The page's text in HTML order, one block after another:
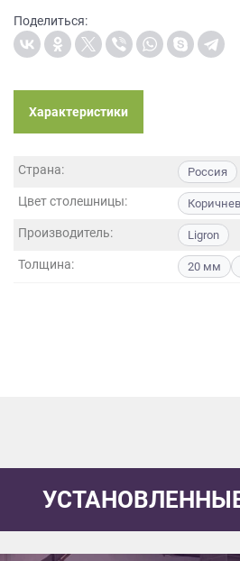
Поделиться:
Характеристики
Страна: Россия
Цвет столешницы:
Производитель: Ligron
Толщина: 20 мм
условиях
Политики
персональных
данных.